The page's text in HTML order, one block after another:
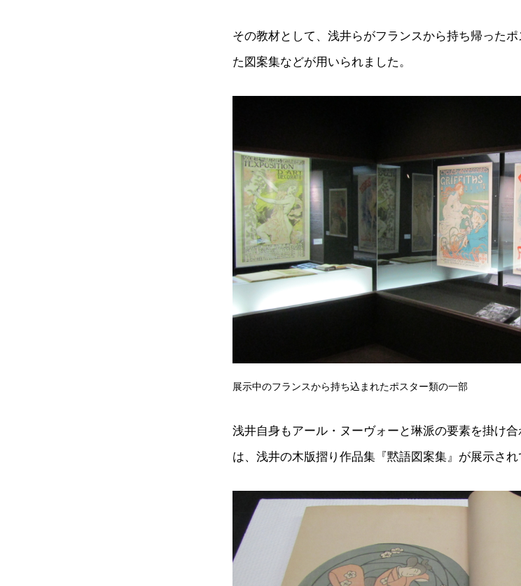
その教材として、浅井らがフランスから持ち帰った
た図案集などが用いられました。
展示中のフランスから持ち込まれたポスター類の一部
浅井自身もアール・ヌーヴォーと琳派の要素を掛け
は、浅井の木版摺り作品集『黙語図案集』が展示され